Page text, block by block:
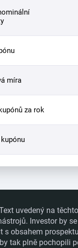
míra
za rok
uvedený na
Investor by
s obsahem
tak plně pochopili